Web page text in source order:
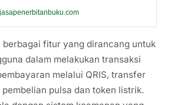
jasapenerbitanbuku.com
berbagai fitur yang dirancang untuk
dalam melakukan transaksi
melalui QRIS, transfer
pulsa dan token listrik.